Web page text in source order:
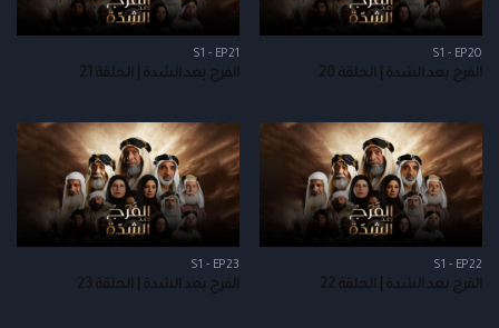
S1 - EP20
الفرج بعد الشدة | الحلقة 20
S1 - EP21
الفرج بعد الشدة | الحلقة 21
S1 - EP22
الفرج بعد الشدة | الحلقة 22
S1 - EP23
الفرج بعد الشدة | الحلقة 23